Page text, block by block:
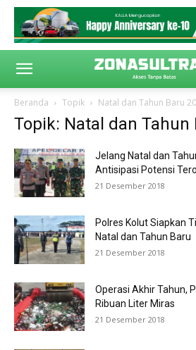
Beranda Topik Natal dan Tahun Baru
Topik: Natal dan Tahun
Jelang Natal dan
Antisipasi Potensi
21 Desember 2018
Polres Kolut Siapkan
Natal dan Tahun Baru
21 Desember 2018
Operasi Akhir Tahun,
Ribuan Liter Miras
21 Desember 2018